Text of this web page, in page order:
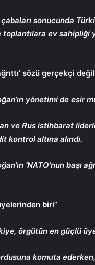
çabaları sonucunda
toplantılara ev
sözü gerçekçi
yönetimi de esir
ve Rus istihbarat
kontrol altına alındı.
‘NATO’nun başı
biri”
örgütün en güçlü
komuta